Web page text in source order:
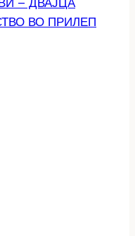
ВО ПРИЛЕП